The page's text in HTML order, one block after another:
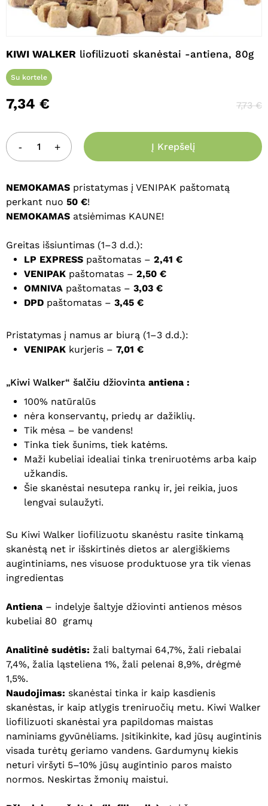
KIWI WALKER liofilizuoti skanėstai -antiena, 80g
Su kortele
7,34 € 7,73€
Į Krepšelį
NEMOKAMAS pristatymas į VENIPAK paštomatą
perkant nuo 50 €!
NEMOKAMAS atsiėmimas KAUNE!
Greitas išsiuntimas (1–3 d.d.):
LP EXPRESS paštomatas – 2,41 €
VENIPAK paštomatas – 2,50 €
OMNIVA paštomatas – 3,03 €
DPD paštomatas – 3,45 €
Pristatymas į namus ar biurą (1–3 d.d.):
VENIPAK kurjeris – 7,01 €
„Kiwi Walker“ šalčiu džiovinta antiena :
100% natūralūs
nėra konservantų, priedų ar dažiklių.
Tik mėsa – be vandens!
Tinka tiek šunims, tiek katėms.
Maži kubeliai idealiai tinka treniruotėms arba kaip
užkandis.
Šie skanėstai nesutepa rankų ir, jei reikia, juos
lengvai sulaužyti.
Su Kiwi Walker liofilizuotu skanėstu rasite tinkamą
skanėstą net ir išskirtinės dietos ar alergiškiems
augintiniams, nes visuose produktuose yra tik vienas
ingredientas
Antiena – indelyje šaltyje džiovinti antienos mėsos
kubeliai 80 gramų
Analitinė sudėtis: žali baltymai 64,7%, žali riebalai
7,4%, žalia ląsteliena 1%, žali pelenai 8,9%, drėgmė
1,5%.
Naudojimas: skanėstai tinka ir kaip kasdienis
skanėstas, ir kaip atlygis treniruočių metu. Kiwi Walker
liofilizuoti skanėstai yra papildomas maistas
naminiams gyvūnėliams. Įsitikinkite, kad jūsų augintinis
visada turėtų geriamo vandens. Gardumynų kiekis
neturi viršyti 5–10% jūsų augintinio paros maisto
normos. Neskirtas žmonių maistui.
Pavadinimas
išsaugoti vardą, el. pašto adresą ir
interneto puslapį, kad jų nebereiktų
parašyti komentarą.